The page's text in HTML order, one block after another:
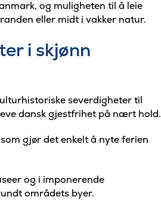
og muligheten til å leie
eller midt i vakker natur.
i skjønn
severdigheter til
dansk gjestfrihet på nært hold.
gjør det enkelt å nyte ferien
og i imponerende
områdets byer.